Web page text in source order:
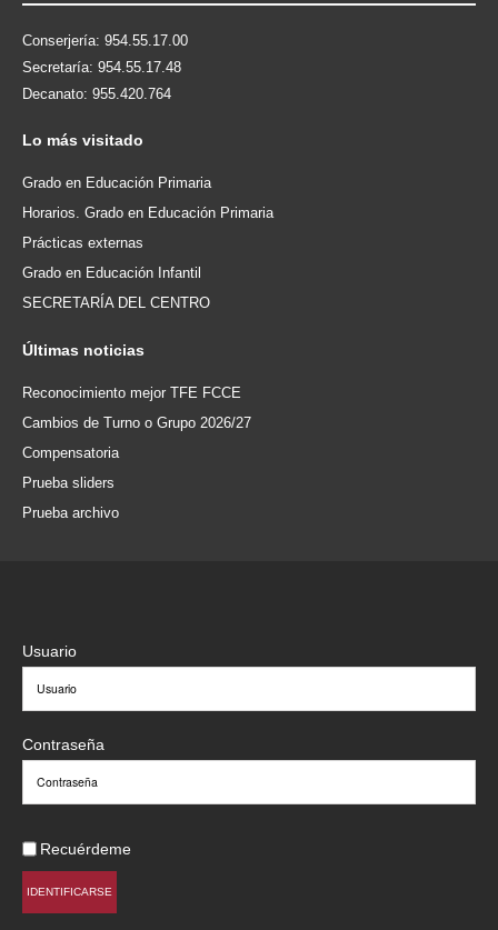
Conserjería: 954.55.17.00
Secretaría: 954.55.17.48
Decanato: 955.420.764
Lo más visitado
Grado en Educación Primaria
Horarios. Grado en Educación Primaria
Prácticas externas
Grado en Educación Infantil
SECRETARÍA DEL CENTRO
Últimas noticias
Reconocimiento mejor TFE FCCE
Cambios de Turno o Grupo 2026/27
Compensatoria
Prueba sliders
Prueba archivo
Usuario
Contraseña
Recuérdeme
IDENTIFICARSE